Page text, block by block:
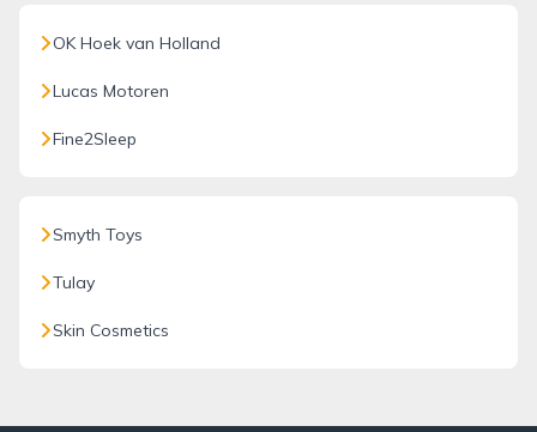
OK Hoek van Holland
Lucas Motoren
Fine2Sleep
Smyth Toys
Tulay
Skin Cosmetics